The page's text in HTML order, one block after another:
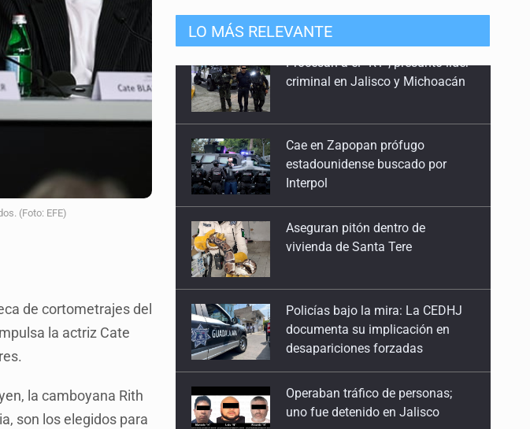
(Foto: EFE)
de cortometrajes del
la actriz Cate
la camboyana Rith
son los elegidos para
LO MÁS RELEVANTE
Cae en Zapopan prófugo
Interpol
Aseguran pitón dentro de
vivienda de Santa Tere
Policías bajo la mira: La CEDHJ
desapariciones forzadas
Operaban tráfico de personas;
uno fue detenido en Jalisco
Catean casa por esquema de